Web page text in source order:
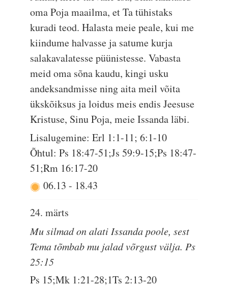
oma Poja maailma, et Ta tühistaks
kuradi teod. Halasta meie peale, kui me
kiindume halvasse ja satume kurja
salakavalatesse püünistesse. Vabasta
meid oma sõna kaudu, kingi usku
andeksandmisse ning aita meil võita
ükskõiksus ja loidus meis endis Jeesuse
Kristuse, Sinu Poja, meie Issanda läbi.
Lisalugemine: Erl 1:1-11; 6:1-10
Õhtul: Ps 18:47-51;Js 59:9-15;Ps 18:47-
51;Rm 16:17-20
06.13- 18.43
24. märts
Mu silmad on alati Issanda poole, sest
Tema tõmbab mu jalad võrgust välja. Ps
25:15
Ps 15;Mk 1:21-28;1Ts 2:13-20